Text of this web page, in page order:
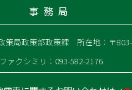
事務局
策局政策部政策課 所在地：〒
ファクシミリ：093-582-2176